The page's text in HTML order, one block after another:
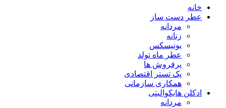
خانه
عطر دست ساز
مردانه
زنانه
یونیسکس
عطر ماه تولد
پرفروش ها
پک تستر اقتصادی
همکاری سازمانی
ادکلن هایکوالیتی
مردانه